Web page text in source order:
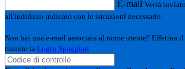
E-mail Verrà
all'indirizzo indicato con le istruzioni necessarie.
Non hai una e-mail associata al nome utente? Effettua
tramite la Login Spaggiari